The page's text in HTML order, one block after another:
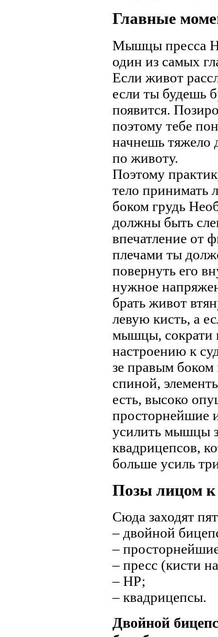
Главные
Мышцы пресса
один из самых
Если живот
если ты будешь
появится.
поэтому тебе
начнешь тяжело
по животу.
Поэтому
тело принимать
боком грудь
должны быть
впечатление от
плечами ты
повернуть его
нужное
брать живот
левую кисть, а
мышцы, сократи
настроению к
зе правым боком
спиной,
есть, высоко
просторнейшие
усилить мышцы
квадрицепсов,
больше усиль
Позы лицом к
Сюда заходят
– двойной
–
– пресс (кисти
– НР;
– квадрицепсы.
Двойной